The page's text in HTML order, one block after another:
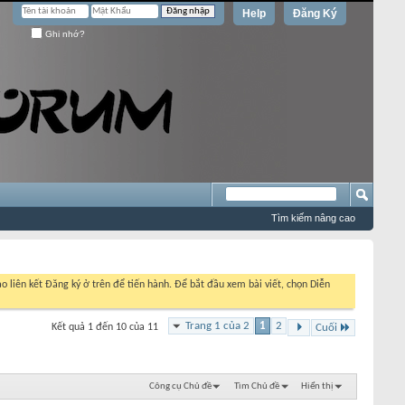
Đăng Ký
Help
Ghi nhớ?
Tìm kiếm nâng cao
liên kết Đăng ký ở trên để tiến hành. Để bắt đầu xem bài viết, chọn Diễn
Trang 1 của 2 1 2 Cuối
Kết quả 1 đến 10 của 11
Công cụ Chủ đề Tìm Chủ đề Hiển thị